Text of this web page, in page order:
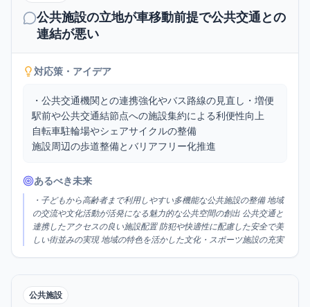
公共施設の立地が車移動前提で公共交通との
連結が悪い
対応策・アイデア
・公共交通機関との連携強化やバス路線の見直し・増便
駅前や公共交通結節点への施設集約による利便性向上
自転車駐輪場やシェアサイクルの整備
施設周辺の歩道整備とバリアフリー化推進
あるべき未来
・子どもから高齢者まで利用しやすい多機能な公共施設の整備 地域
の交流や文化活動が活発になる魅力的な公共空間の創出 公共交通と
連携したアクセスの良い施設配置 防犯や快適性に配慮した安全で美
しい街並みの実現 地域の特色を活かした文化・スポーツ施設の充実
公共施設